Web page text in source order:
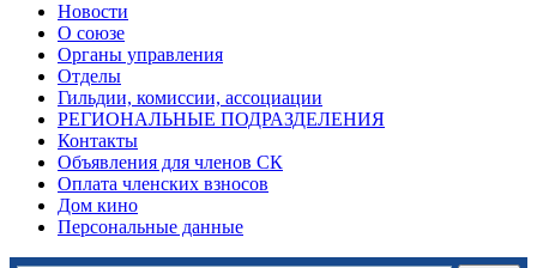
Новости
О союзе
Органы управления
Отделы
Гильдии, комиссии, ассоциации
РЕГИОНАЛЬНЫЕ ПОДРАЗДЕЛЕНИЯ
Контакты
Объявления для членов СК
Оплата членских взносов
Дом кино
Персональные данные